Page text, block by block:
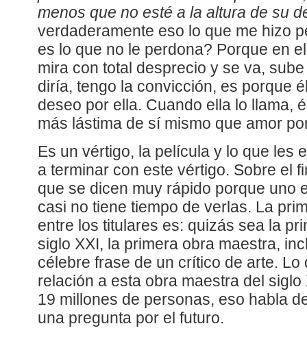
menos que no esté a la altura de su
verdaderamente eso lo que me hizo
es lo que no le perdona? Porque en
mira con total desprecio y se va,
diría, tengo la convicción, es porque
deseo por ella. Cuando ella lo llama,
más lástima de sí mismo que amor
Es un vértigo, la película y lo que les
a terminar con este vértigo. Sobre el
que se dicen muy rápido porque uno
casi no tiene tiempo de verlas. La
entre los titulares es: quizás sea la
siglo XXI, la primera obra maestra,
célebre frase de un crítico de arte. Lo
relación a esta obra maestra del
19 millones de personas, eso habla
una pregunta por el futuro.